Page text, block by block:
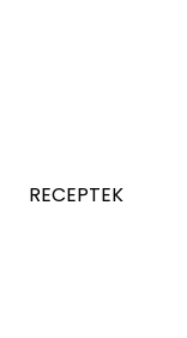
RECEPTEK